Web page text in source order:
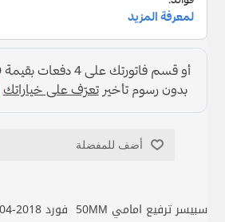
أضف للمفضلة
سبيسر ترفيع امامي 50MM فورد F150 2004-2018